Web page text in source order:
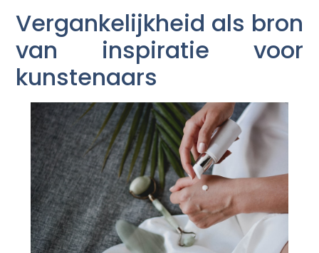
Vergankelijkheid als bron
van inspiratie voor
kunstenaars